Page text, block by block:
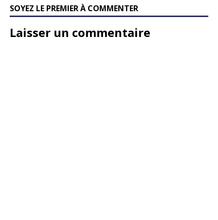
SOYEZ LE PREMIER À COMMENTER
Laisser un commentaire